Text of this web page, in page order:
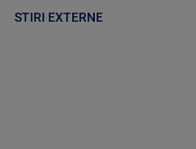
STIRI EXTERNE